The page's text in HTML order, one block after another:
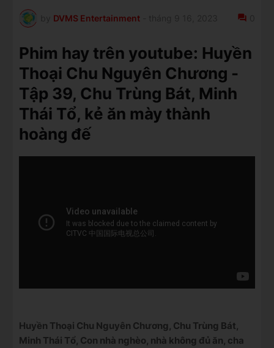
DVMS Entertainment
Phim hay trên youtube: Huyền
Thoại Chu Nguyên Chương -
Tập 39, Chu Trùng Bát, Minh
Thái Tổ, kẻ ăn mày thành
hoàng đế
Huyền Thoại Chu Nguyên Chương, Chu Trùng Bát,
Minh Thái Tổ, Con nhà nghèo, nhà không đủ ăn, cha